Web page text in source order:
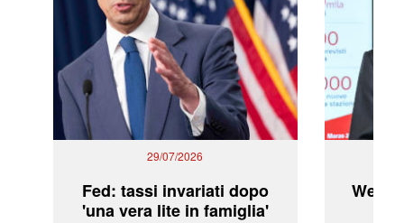
29/07/2026
Fed: tassi invariati dopo
'una vera lite in famiglia'